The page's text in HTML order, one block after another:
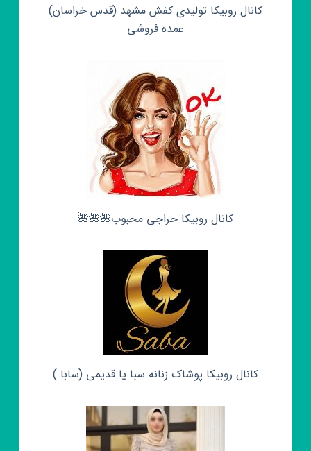
کانال روبیکا تولیدی کفش مشهد (قدس خراسان)
عمده فروشی
کانال روبیکا حراجی محبوب🌺🌺🌺
کانال روبیکا پوشاک زنانه سبا یا قدیمی (سابا )